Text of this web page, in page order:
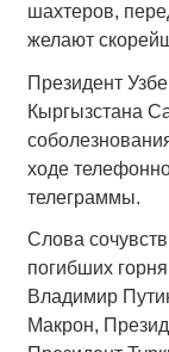
шахтеров,
желают
Президент
Кыргызстана
ходе
телеграммы.
Слова
погибших
Владимир
Макрон,